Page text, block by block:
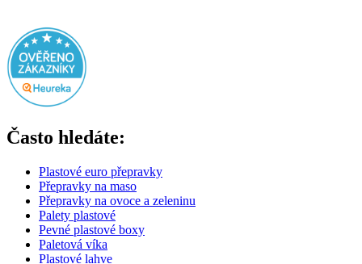
Často hledáte:
Plastové euro přepravky
Přepravky na maso
Přepravky na ovoce a zeleninu
Palety plastové
Pevné plastové boxy
Paletová víka
Plastové lahve